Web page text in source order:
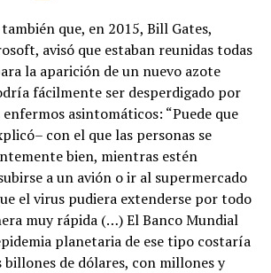
que, en 2015, Bill Gates,
avisó que estaban reunidas todas
la aparición de un nuevo azote
fácilmente ser desperdigado por
asintomáticos: “Puede que
con el que las personas se
bien, mientras estén
a un avión o ir al supermercado
el virus pudiera extenderse por todo
muy rápida (…) El Banco Mundial
planetaria de ese tipo costaría
billones de dólares, con millones y